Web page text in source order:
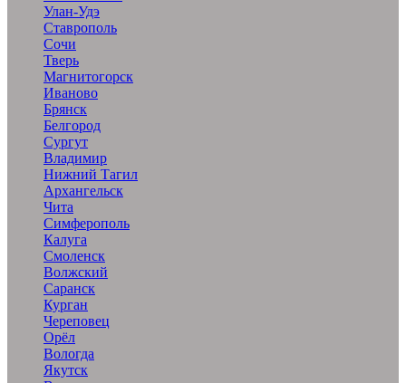
Улан-Удэ
Ставрополь
Сочи
Тверь
Магнитогорск
Иваново
Брянск
Белгород
Сургут
Владимир
Нижний Тагил
Архангельск
Чита
Симферополь
Калуга
Смоленск
Волжский
Саранск
Курган
Череповец
Орёл
Вологда
Якутск